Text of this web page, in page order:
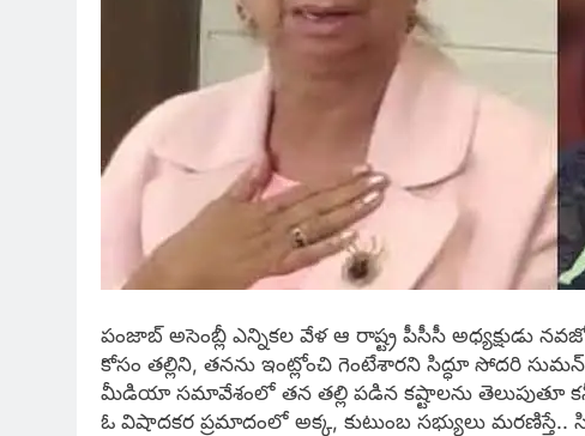
పంజాబ్​ అసెంబ్లీ ఎన్నికల వేళ ఆ రాష్ట్ర పీసీసీ అధ్యక్షుడు
కోసం తల్లిని, తనను ఇంట్లోంచి గెంటేశారని సిద్ధూ సోదరి
మీడియా సమావేశంలో తన తల్లి పడిన కష్టాలను తెలుపుతూ
ఓ విషాదకర ప్రమాదంలో అక్క, కుటుంబ సభ్యులు